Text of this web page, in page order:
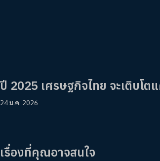
ปี 2025 เศรษฐกิจไทย จะเติบโต
24 ม.ค. 2026
เรื่องที่คุณอาจสนใจ